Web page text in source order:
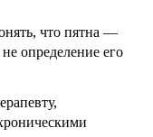
что пятна —
определение его